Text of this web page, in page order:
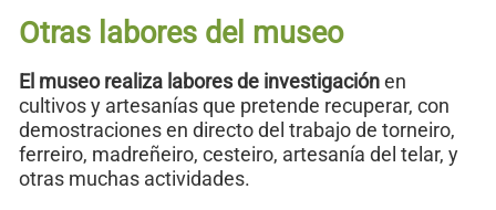
Otras labores del museo
El museo realiza labores de investigaciónen
cultivos y artesanías que pretende recuperar, con
demostraciones en directo del trabajo de torneiro,
ferreiro, madreñeiro, cesteiro, artesanía del telar, y
otras muchas actividades.